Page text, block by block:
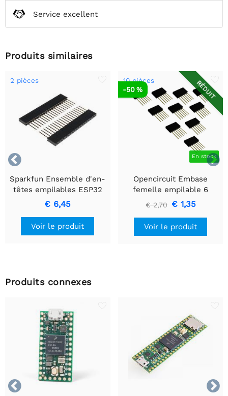
Service excellent
Produits similaires


2 pièces
Sparkfun Ensemble d'en-
têtes empilables ESP32
Thing
€ 6,45
Voir le produit
RÉDUIT
10 pièces
En stock
-50 %
Opencircuit Embase
femelle empilable 6
broches - 10 pièces
€ 2,70 € 1,35
Voir le produit
Produits connexes

